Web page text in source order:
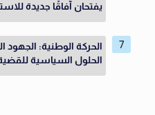
يفتحان آفاقًا جديدة
الحركة الوطنية: الجهود
الحلول السياسية